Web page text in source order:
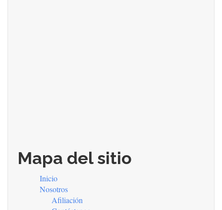
Mapa del sitio
Main
navigation
Inicio
Nosotros
Afiliación